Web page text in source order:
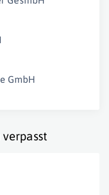
GmbH
verpasst